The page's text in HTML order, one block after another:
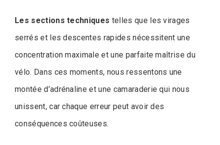
Les sections techniques telles que les virages
serrés et les descentes rapides nécessitent une
concentration maximale et une parfaite maîtrise du
vélo. Dans ces moments, nous ressentons une
montée d’adrénaline et une camaraderie qui nous
unissent, car chaque erreur peut avoir des
conséquences coûteuses.